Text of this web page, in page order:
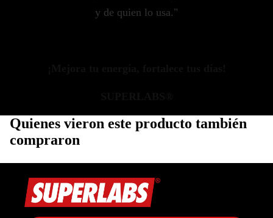
y de quien lo usa."
Quienes vieron este producto también
compraron